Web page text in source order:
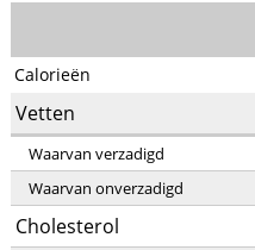
Calorieën
Vetten
Waarvan verzadigd
Waarvan onverzadigd
Cholesterol